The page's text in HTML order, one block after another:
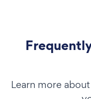
Learn more